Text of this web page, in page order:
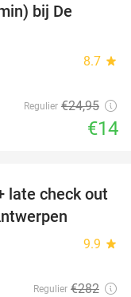
bij De
8.7 star
Regulier €24,95
€14
59%
late check out
9.9 star
Regulier €282